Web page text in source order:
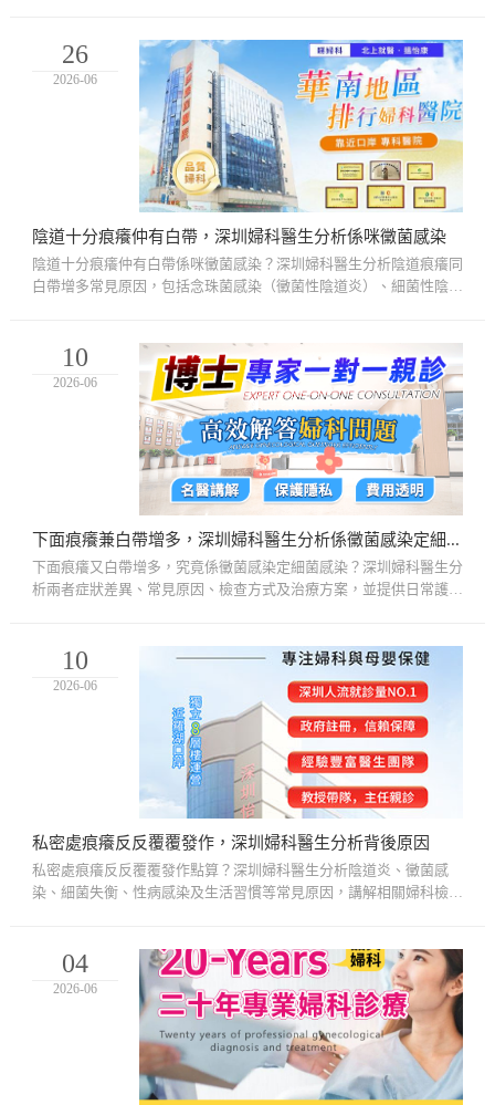
26
2026-06
陰道十分痕癢仲有白帶，深圳婦科醫生分析係咪黴菌感染
陰道十分痕癢仲有白帶係咪黴菌感染？深圳婦科醫生分析陰道痕癢同
白帶增多常見原因，包括念珠菌感染（黴菌性陰道炎）、細菌性陰道
10
2026-06
下面痕癢兼白帶增多，深圳婦科醫生分析係黴菌感染定細菌感染
下面痕癢又白帶增多，究竟係黴菌感染定細菌感染？深圳婦科醫生分
析兩者症狀差異、常見原因、檢查方式及治療方案，並提供日常護理
10
2026-06
私密處痕癢反反覆覆發作，深圳婦科醫生分析背後原因
私密處痕癢反反覆覆發作點算？深圳婦科醫生分析陰道炎、黴菌感
染、細菌失衡、性病感染及生活習慣等常見原因，講解相關婦科檢
04
2026-06